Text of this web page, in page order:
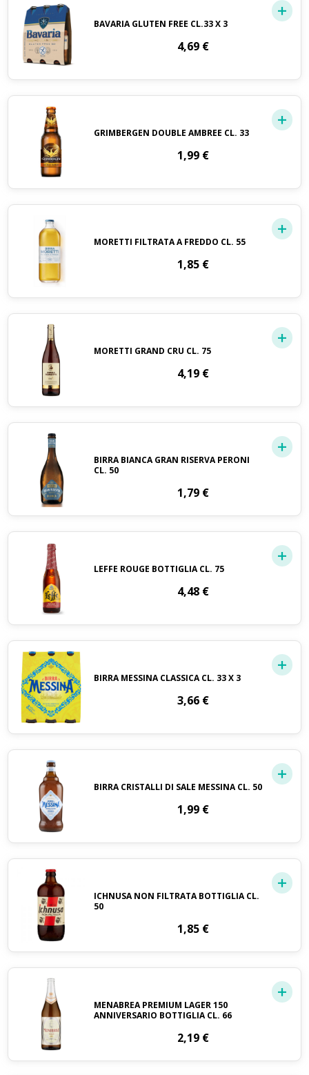
BAVARIA GLUTEN FREE CL.33 X 3
4,69 €
GRIMBERGEN DOUBLE AMBREE CL. 33
1,99 €
MORETTI FILTRATA A FREDDO CL. 55
1,85 €
MORETTI GRAND CRU CL. 75
4,19 €
BIRRA BIANCA GRAN RISERVA PERONI
CL. 50
1,79 €
LEFFE ROUGE BOTTIGLIA CL. 75
4,48 €
BIRRA MESSINA CLASSICA CL. 33 X 3
3,66 €
BIRRA CRISTALLI DI SALE MESSINA CL. 50
1,99 €
ICHNUSA NON FILTRATA BOTTIGLIA CL.
50
1,85 €
MENABREA PREMIUM LAGER 150
ANNIVERSARIO BOTTIGLIA CL. 66
2,19 €